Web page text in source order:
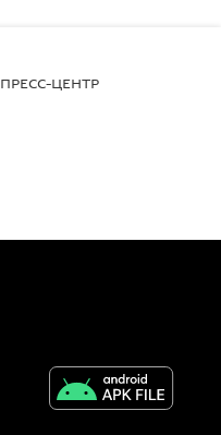
ПРЕСС-ЦЕНТР